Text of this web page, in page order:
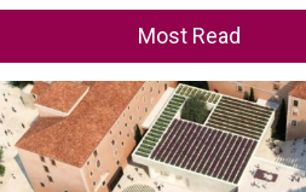
Most Read